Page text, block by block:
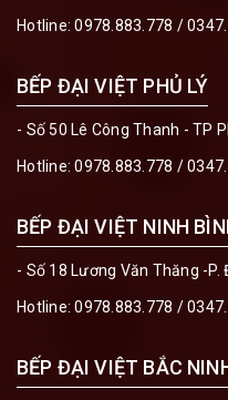
Hotline:0978.883.778 /
BẾP ĐẠI VIỆT PHỦ LÝ
- Số 50 Lê Công Thanh - TP
Hotline:0978.883.778 /
BẾP ĐẠI VIỆT NINH
- Số 18 Lương Văn Thăng -
Hotline:0978.883.778 /
BẾP ĐẠI VIỆT BẮC